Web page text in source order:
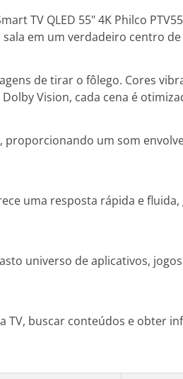
TV QLED 55" 4K Philco
em um verdadeiro centro
de tirar o fôlego. Cores
Vision, cada cena é
um som
uma resposta rápida e
universo de aplicativos,
buscar conteúdos e obter